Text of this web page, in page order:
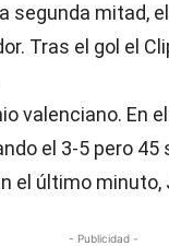
segunda mitad,
Tras el gol el
valenciano. En
el 3-5 pero
el último
- Publicidad -